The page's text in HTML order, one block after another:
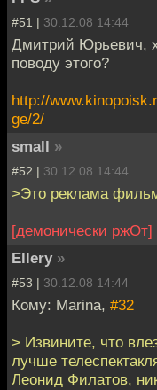
#51 | 30.12.08 14:44
Дмитрий Юрьевич,
поводу этого?
http://
ge/2/
small »
#52 | 30.12.08 14:44
>Это реклама
[демонически ржОт]
Ellery »
#53 | 30.12.08 14:44
Кому: Marina, #32
> Извините, что
лучше
Леонид Филатов,